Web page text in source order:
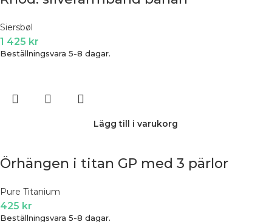
Siersbøl
1 425 kr
Beställningsvara 5-8 dagar.
Lägg till i varukorg
Örhängen i titan GP med 3 pärlor
Pure Titanium
425 kr
Beställningsvara 5-8 dagar.